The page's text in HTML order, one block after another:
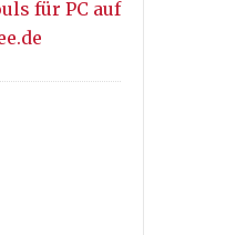
für PC auf